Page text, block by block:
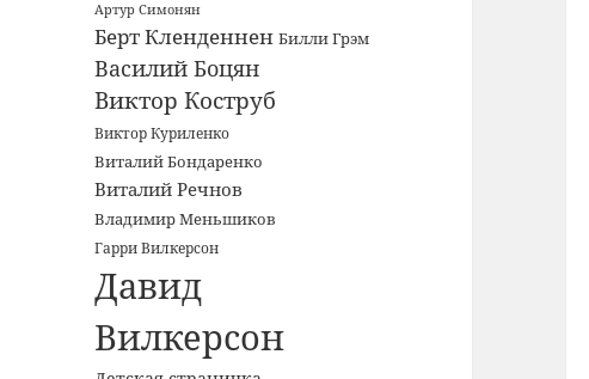
Артур Симонян
Берт Кленденнен Билли Грэм
Василий Боцян
Виктор Коструб
Виктор Куриленко
Виталий Бондаренко
Виталий Речнов
Владимир Меньшиков
Гарри Вилкерсон
Давид
Вилкерсон